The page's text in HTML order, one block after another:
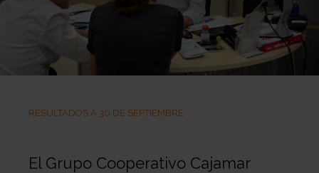
RESULTADOS A 30 DE SEPTIEMBRE
El Grupo Cooperativo Cajamar